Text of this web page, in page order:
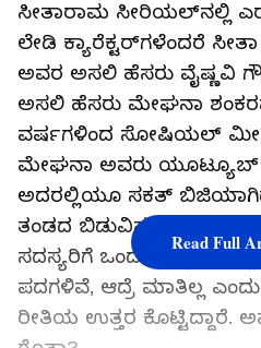
ಸೀತಾರಾಮ ಸೀರಿಯಲ್​ನಲ್ಲಿ
ಲೇಡಿ ಕ್ಯಾರೆಕ್ಟರ್​ಗಳೆಂದರೆ
ಅವರ ಅಸಲಿ ಹೆಸರು ವೈಷ್ಣವಿ
ಅಸಲಿ ಹೆಸರು ಮೇಘನಾ
ವರ್ಷಗಳಿಂದ ಸೋಷಿಯಲ್​
ಮೇಘನಾ ಅವರು
ಅದರಲ್ಲಿಯೂ ಸಕತ್​
ತಂಡದ ಬಿಡುವಿನ ವೇಳೆಯಲ್ಲಿ
ಸದಸ್ಯರಿಗೆ ಒಂದು ಪ್ರಶ್ನೆ
ಪದಗಳಿವೆ, ಆದ್ರೆ ಮಾತಿಲ್ಲ
ರೀತಿಯ ಉತ್ತರ ಕೊಟ್ಟಿದ್ದಾರೆ.
Read Full